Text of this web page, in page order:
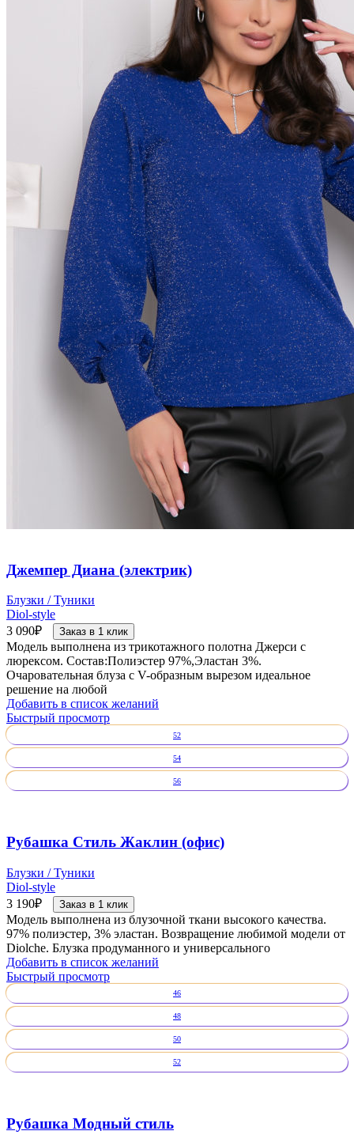
Джемпер Диана (электрик)
Блузки / Туники
Diol-style
3 090₽ Заказ в 1 клик
Модель выполнена из трикотажного полотна Джерси с
люрексом. Состав:Полиэстер 97%,Эластан 3%.
Очаровательная блуза с V-образным вырезом идеальное
решение на любой
Добавить в список желаний
Быстрый просмотр
52
54
56
Рубашка Стиль Жаклин (офис)
Блузки / Туники
Diol-style
3 190₽ Заказ в 1 клик
Модель выполнена из блузочной ткани высокого качества.
97% полиэстер, 3% эластан. Возвращение любимой модели от
Diolche. Блузка продуманного и универсального
Добавить в список желаний
Быстрый просмотр
46
48
50
52
Рубашка Модный стиль